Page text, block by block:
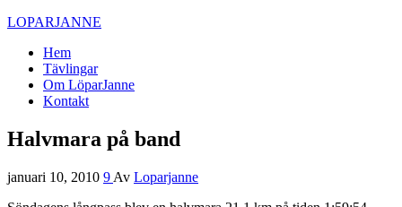
LOPARJANNE
Hem
Tävlingar
Om LöparJanne
Kontakt
Halvmara på band
januari 10, 2010 9 Av Loparjanne